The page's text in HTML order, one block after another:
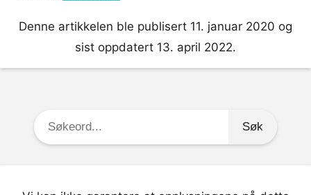
Denne artikkelen ble publisert 11. januar 2020 og
sist oppdatert 13. april 2022.
Søkeord: